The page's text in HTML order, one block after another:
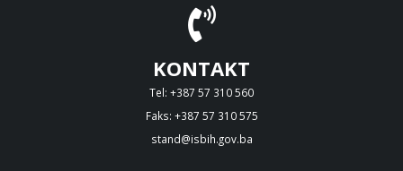
KONTAKT
Tel: +387 57 310 560
Faks: +387 57 310 575
stand@isbih.gov.ba